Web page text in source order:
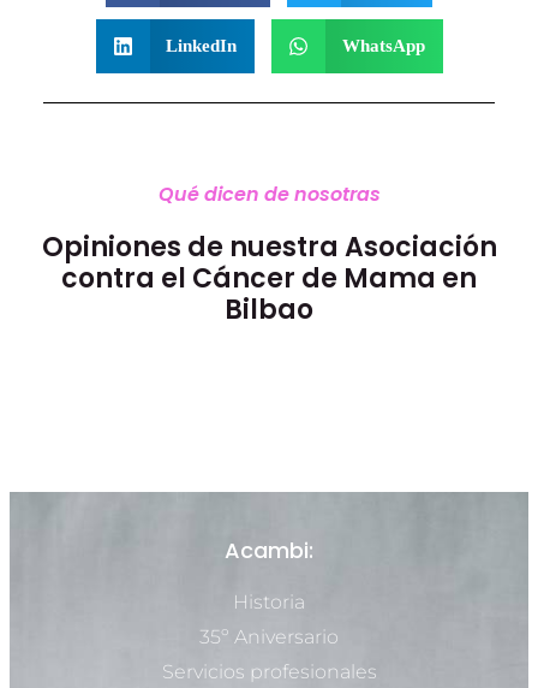
LinkedIn WhatsApp
Qué dicen de nosotras
Opiniones de nuestra Asociación
contra el Cáncer de Mama en
Bilbao
Acambi:
Historia
35º Aniversario
Servicios profesionales